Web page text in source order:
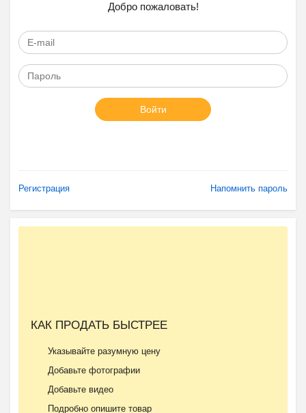
Добро пожаловать!
Войти
Регистрация Напомнить пароль
КАК ПРОДАТЬ БЫСТРЕЕ
Указывайте разумную цену
Добавьте фотографии
Добавьте видео
Подробно опишите товар